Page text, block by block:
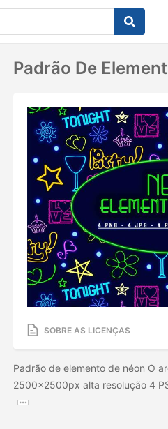
Padrão De
SOBRE AS LICENÇAS
Padrão de elemento de néon O
2500x2500px alta resolução 4